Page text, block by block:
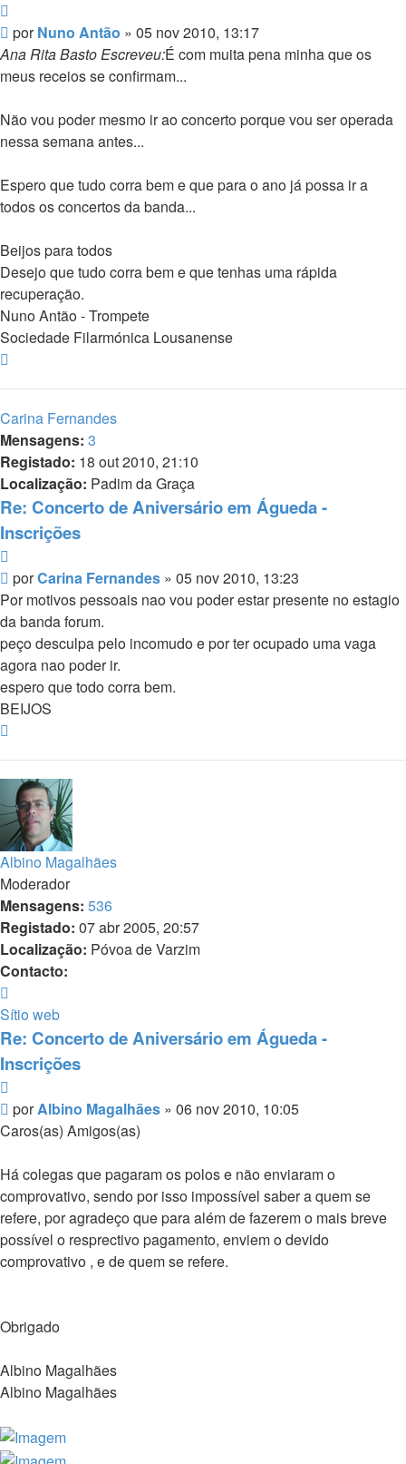
Mensagem
porNuno Antão » 05 nov 2010, 13:17
Ana Rita Basto Escreveu:É com muita pena minha que os
meus receios se confirmam...
Não vou poder mesmo ir ao concerto porque vou ser operada
nessa semana antes...
Espero que tudo corra bem e que para o ano já possa ir a
todos os concertos da banda...
Beijos para todos
Desejo que tudo corra bem e que tenhas uma rápida
recuperação.
Nuno Antão - Trompete
Sociedade Filarmónica Lousanense
Carina Fernandes
Mensagens: 3
Registado: 18 out 2010, 21:10
Localização: Padim da Graça
Re: Concerto de Aniversário em Águeda -
Inscrições
Mensagem
porCarina Fernandes » 05 nov 2010, 13:23
Por motivos pessoais nao vou poder estar presente no estagio
da banda forum.
peço desculpa pelo incomudo e por ter ocupado uma vaga
agora nao poder ir.
espero que todo corra bem.
BEIJOS
Albino Magalhães
Moderador
Mensagens: 536
Registado: 07 abr 2005, 20:57
Localização: Póvoa de Varzim
Contacto:
Albino
Magalhães
Sítio web
Re: Concerto de Aniversário em Águeda -
Inscrições
Mensagem
porAlbino Magalhães » 06 nov 2010, 10:05
Caros(as) Amigos(as)
Há colegas que pagaram os polos e não enviaram o
comprovativo, sendo por isso impossível saber a quem se
refere, por agradeço que para além de fazerem o mais breve
possível o resprectivo pagamento, enviem o devido
comprovativo , e de quem se refere.
Obrigado
Albino Magalhães
Albino Magalhães